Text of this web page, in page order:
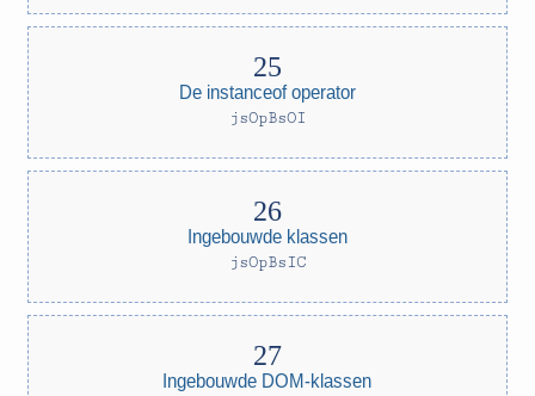
De instanceof operator
jsOpBsOI
Ingebouwde klassen
jsOpBsIC
Ingebouwde DOM-klassen